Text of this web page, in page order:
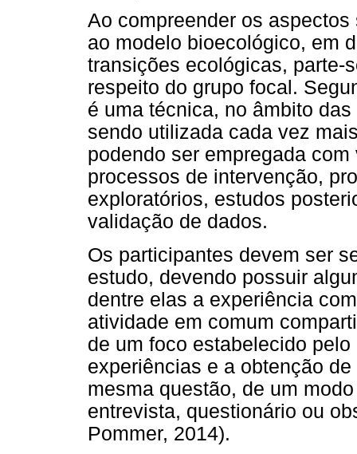
Ao compreender os
ao modelo bioecológico, em
transições ecológicas, parte-
respeito do grupo focal.
é uma técnica, no âmbito
sendo utilizada cada vez
podendo ser empregada
processos de intervenção,
exploratórios, estudos
validação de dados.
Os participantes devem ser
estudo, devendo possuir
dentre elas a experiência
atividade em comum
de um foco estabelecido
experiências e a obtenção
mesma questão, de um
entrevista, questionário ou
Pommer, 2014).